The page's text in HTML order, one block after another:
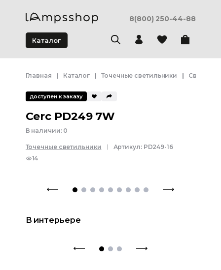
8(800) 250-44-88
Каталог
Главная Каталог Точечные светильники
доступен к заказу
Cerc PD249 7W
В наличии: 0
Точечные светильники Артикул: PD249-16
14
В интерьере